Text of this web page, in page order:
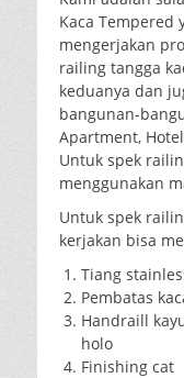
Kaca Tempered
mengerjakan
railing tangga
keduanya dan
bangunan-
Apartment,
Untuk spek
menggunakan
Untuk spek
kerjakan bisa
Tiang
Pembatas
Handraill
holo
Finishing cat